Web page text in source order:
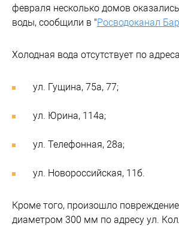
февраля несколько домов
воды, сообщили в "Росводоканал
Холодная вода отсутствует по
ул. Гущина, 75а, 77;
ул. Юрина, 114а;
ул. Телефонная, 28а;
ул. Новороссийская, 11б.
Кроме того, произошло
диаметром 300 мм по адресу ул.